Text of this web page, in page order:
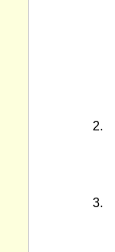
2.
3.